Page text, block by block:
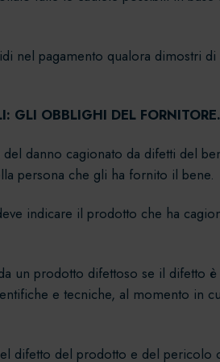
nel pagamento qualora dimostri
GLI OBBLIGHI DEL FORNITORE.
danno cagionato da difetti del
persona che gli ha fornito il bene.
indicare il prodotto che ha
un prodotto difettoso se il difetto
e tecniche, al momento
difetto del prodotto e del